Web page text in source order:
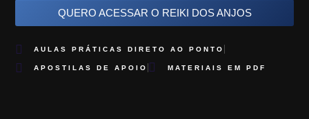
QUERO ACESSAR O REIKI DOS ANJOS
AULAS PRÁTICAS DIRETO AO PONTO
APOSTILAS DE APOIO MATERIAIS EM PDF